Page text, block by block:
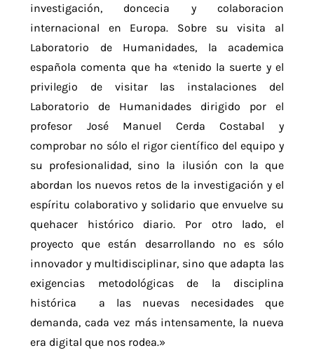
investigación, doncecia y colaboracion
internacional en Europa. Sobre su visita al
Laboratorio de Humanidades, la academica
española comenta que ha «tenido la suerte y el
privilegio de visitar las instalaciones del
Laboratorio de Humanidades dirigido por el
profesor José Manuel Cerda Costabal y
comprobar no sólo el rigor científico del equipo y
su profesionalidad, sino la ilusión con la que
abordan los nuevos retos de la investigación y el
espíritu colaborativo y solidario que envuelve su
quehacer histórico diario. Por otro lado, el
proyecto que están desarrollando no es sólo
innovador y multidisciplinar, sino que adapta las
exigencias metodológicas de la disciplina
histórica a las nuevas necesidades que
demanda, cada vez más intensamente, la nueva
era digital que nos rodea.»